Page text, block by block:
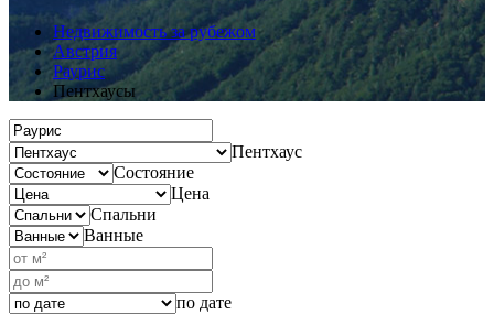
Недвижимость за рубежом
Австрия
Раурис
Пентхаусы
Пентхаус
Состояние
Цена
Спальни
Ванные
по дате